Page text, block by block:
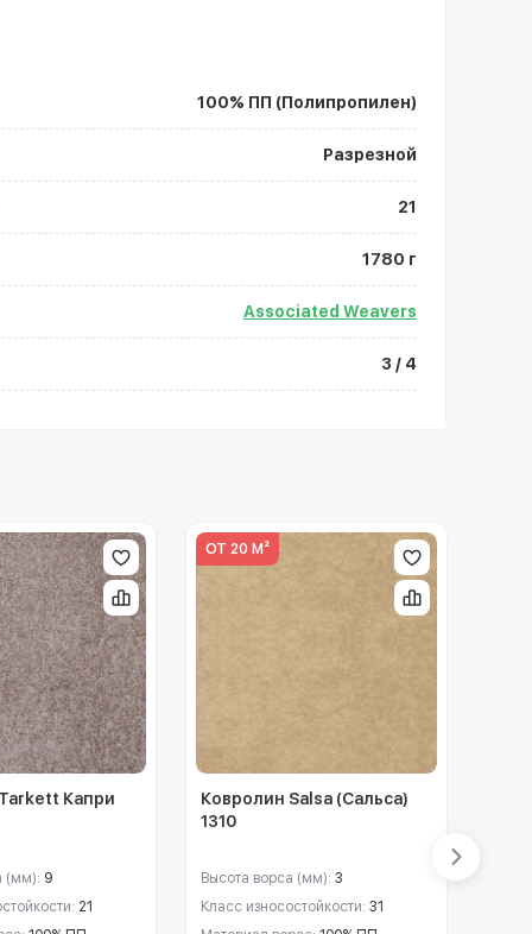
100% ПП (Полипропилен)
Разрезной
21
1780 г
Associated Weavers
3 / 4
Капри
(мм): 9
21
ОТ 20 М²
Ковролин Salsa (Сальса)
1310
Высота ворса (мм): 3
Класс износостойкости: 31